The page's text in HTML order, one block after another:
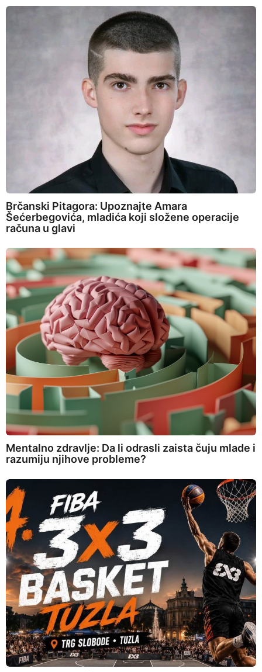
Brčanski Pitagora: Upoznajte Amara
Šećerbegovića, mladića koji složene operacije
računa u glavi
Mentalno zdravlje: Da li odrasli zaista čuju mlade i
razumiju njihove probleme?